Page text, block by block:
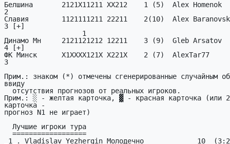
Белшина       2121X11211 XX212    1 (5)  Alex
2
Славия        1121111211 22211    2(10)  Alex
3 [+]
Динамо Мн     2121121212 12211    3 (9)  Gleb
4 [+]
ФК Минск      X1XXXX121X X221X    2 (7)  AlexTar77
3
Прим.: знаком (*) отмечены сгенерированные случайным
ввиду
Прим.: ░ - желтая карточка, ▓ - красная карточка (или
карточка -
прогноз N1 не играет)
_1_. Vladislav Yezhergin Молодечно             10